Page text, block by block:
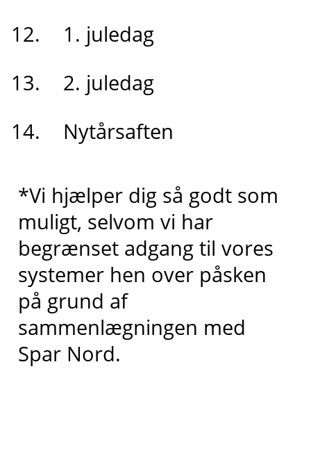
1. juledag
2. juledag
Nytårsaften
*Vi hjælper dig så godt som
muligt, selvom vi har
begrænset adgang til vores
systemer hen over påsken
på grund af
sammenlægningen med
Spar Nord.